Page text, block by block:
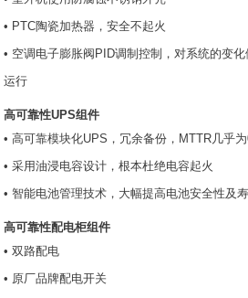
• PTC陶瓷加热器，安全不起火
• 空调电子膨胀阀PID调制控制，对系统的变
运行
高可靠性UPS组件
• 高可靠模块化UPS，冗余备份，MTTR几乎
• 采用油浸电容设计，根本杜绝电容起火
• 智能电池管理技术，大幅提高电池安全性及
高可靠性配电柜组件
• 双路配电
• 原厂品牌配电开关